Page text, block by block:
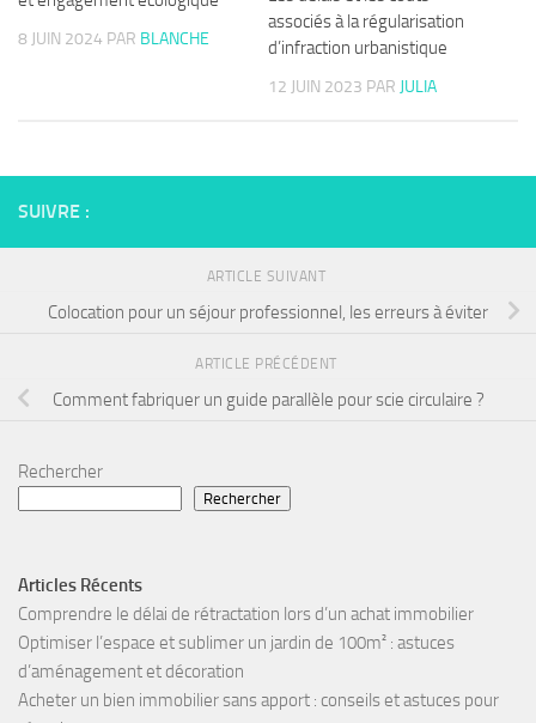
8 JUIN 2024 PAR BLANCHE
associés à la régularisation
d’infraction urbanistique
12 JUIN 2023 PAR JULIA
SUIVRE :
ARTICLE SUIVANT
Colocation pour un séjour professionnel, les erreurs à éviter
ARTICLE PRÉCÉDENT
Comment fabriquer un guide parallèle pour scie circulaire ?
Rechercher
Rechercher
Articles Récents
Comprendre le délai de rétractation lors d’un achat immobilier
Optimiser l’espace et sublimer un jardin de 100m² : astuces
d’aménagement et décoration
Acheter un bien immobilier sans apport : conseils et astuces pour